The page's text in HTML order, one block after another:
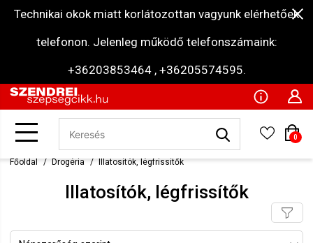
Technikai okok miatt korlátozottan vagyunk elérhetőek
telefonon. Jelenleg működő telefonszámaink:
+36203853464 , +36205574595.
0
Főoldal Drogéria Illatosítók, légfrissítők
Illatosítók, légfrissítők